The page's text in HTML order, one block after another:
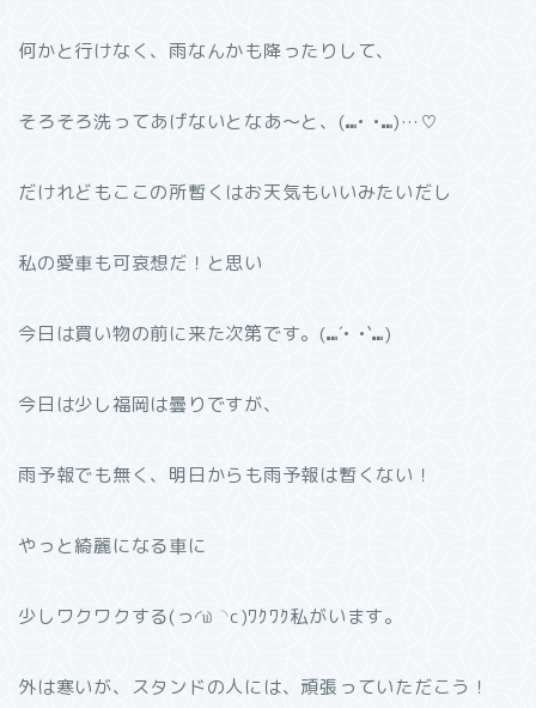
何かと行けなく、雨なんかも降ったりして、
そろそろ洗ってあげないとなあ〜と、(⑉• •⑉)…♡
だけれどもここの所暫くはお天気もいいみたいだし
私の愛車も可哀想だ！と思い
今日は買い物の前に来た次第です。(⑉´• •`⑉)
今日は少し福岡は曇りですが、
雨予報でも無く、明日からも雨予報は暫くない！
やっと綺麗になる車に
少しワクワクする(っ◜௰◝c)ﾜｸﾜｸ私がいます。
外は寒いが、スタンドの人には、頑張っていただこう！